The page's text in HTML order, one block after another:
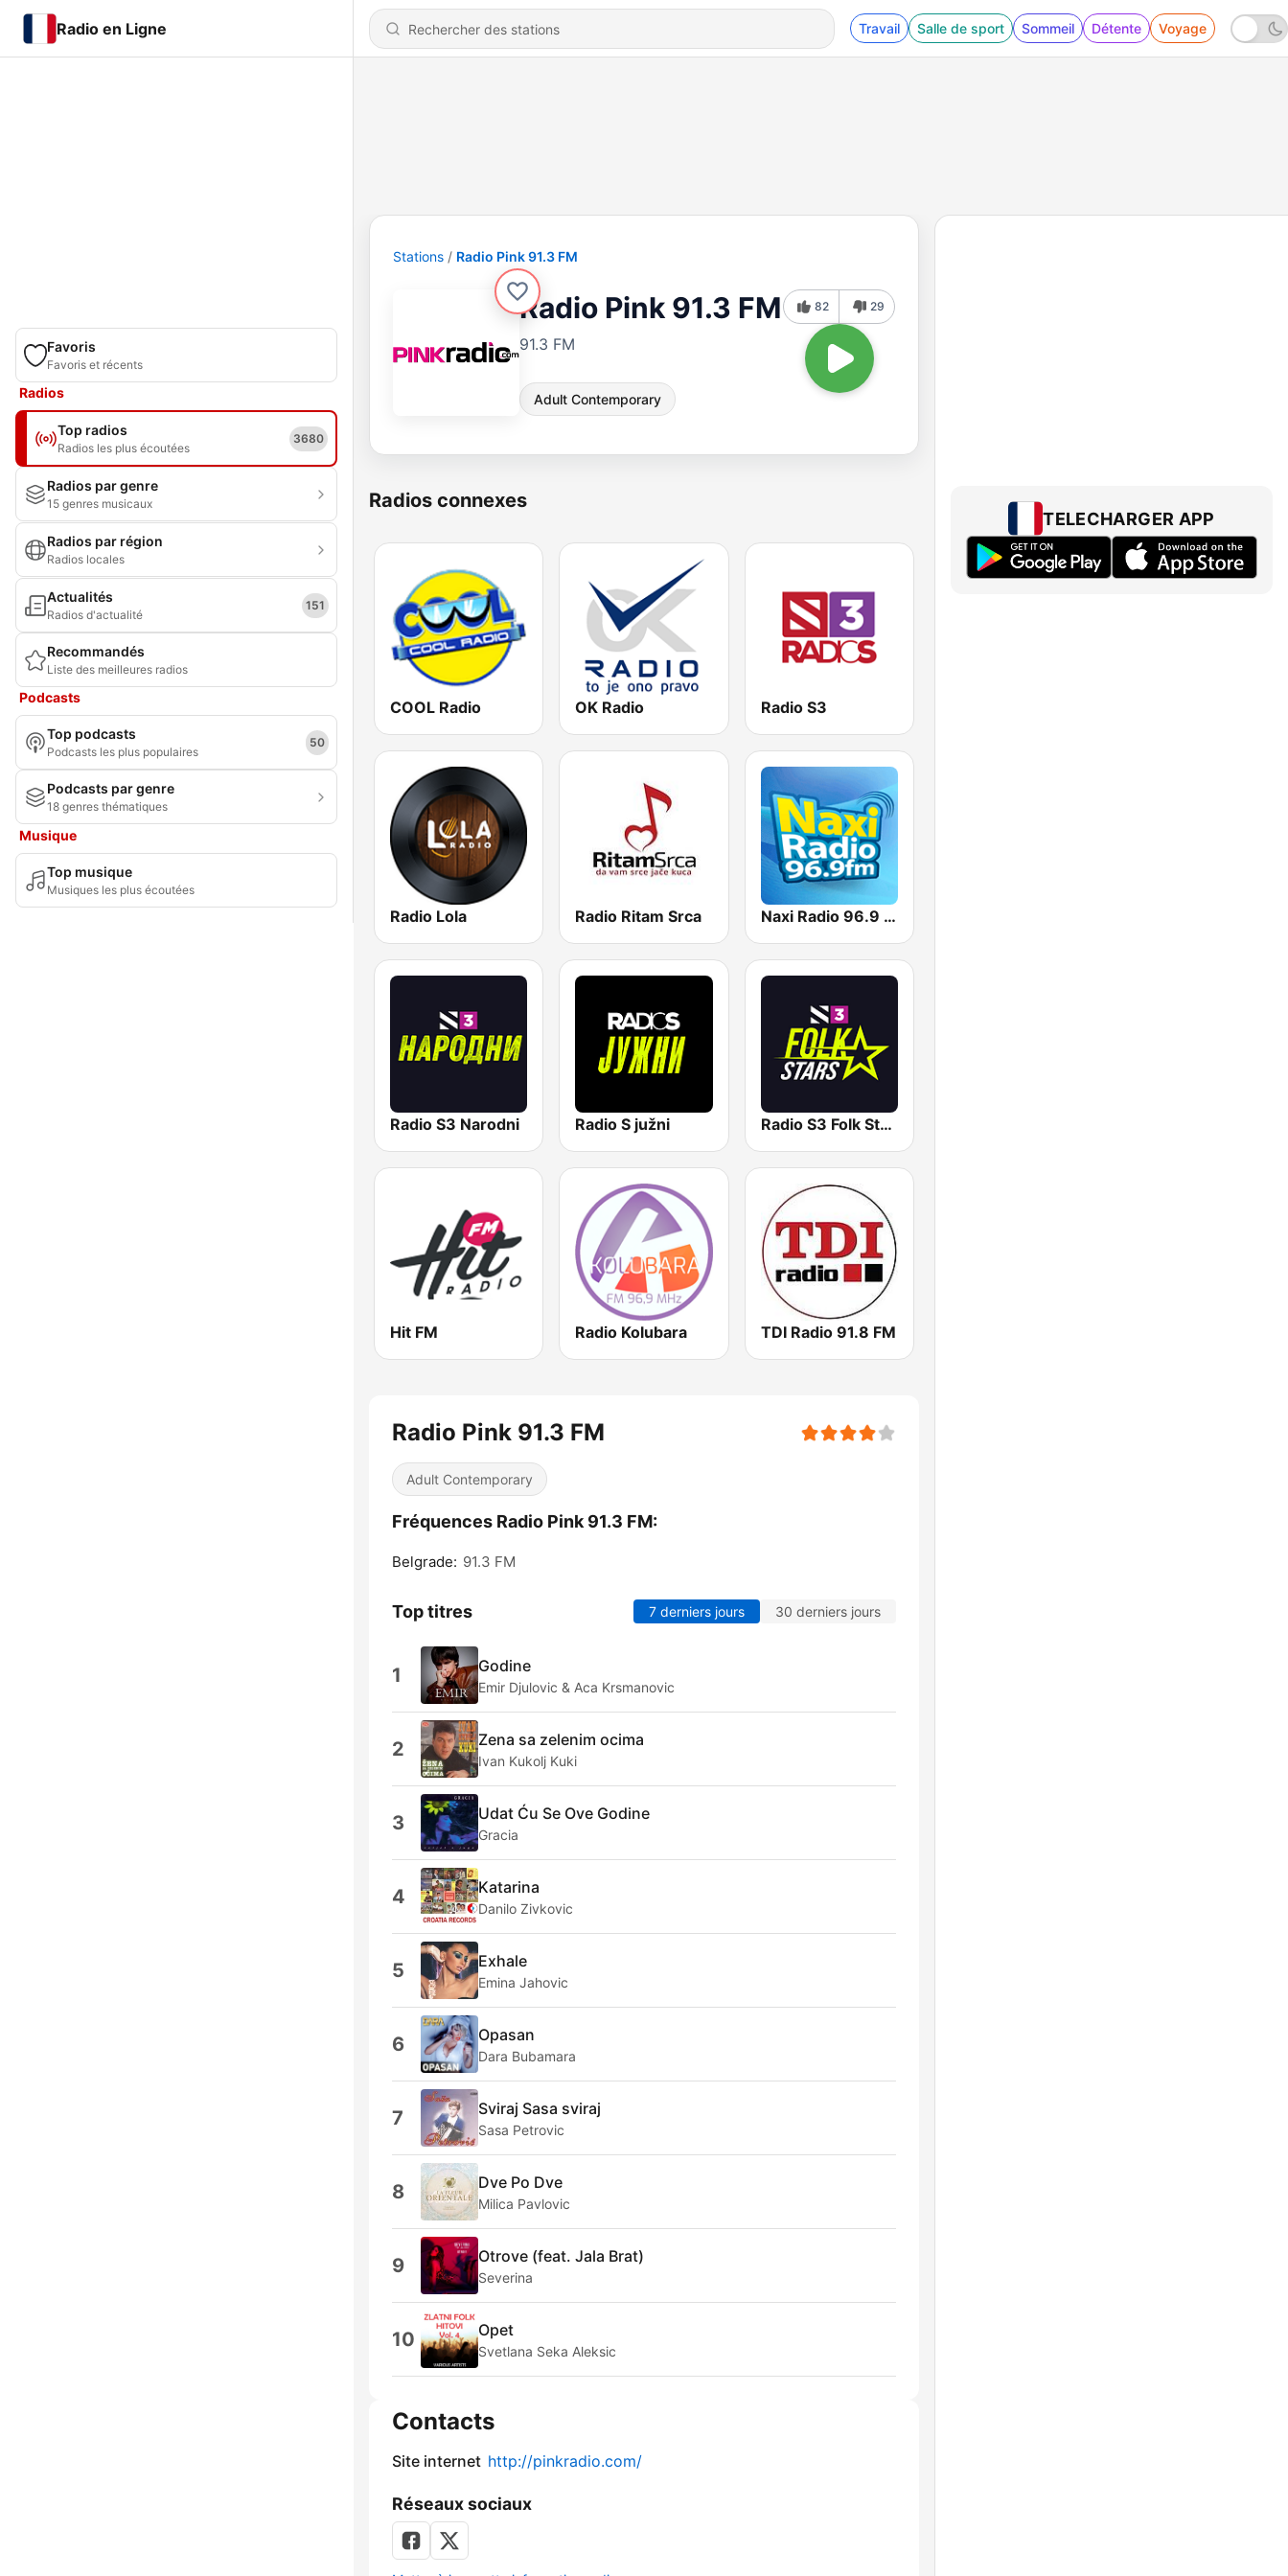
Radio en Ligne Travail Salle de sport Sommeil Détente Voyage
Favoris
Favoris et récents
Radios
Top radios
Radios les plus écoutées
3680
Radios par genre
15 genres musicaux
Radios par région
Radios locales
Actualités
Radios d'actualité
151
Recommandés
Liste des meilleures radios
Podcasts
Top podcasts
Podcasts les plus populaires
50
Podcasts par genre
18 genres thématiques
Musique
Top musique
Musiques les plus écoutées
Stations Radio Pink 91.3 FM
Radio Pink 91.3 FM
91.3 FM
Adult Contemporary
82 29
Radios connexes
COOL Radio OK Radio Radio S3
Radio Lola Radio Ritam Srca Naxi Radio 96.9 FM
Radio S3 Narodni Radio S južni Radio S3 Folk Stars
Hit FM Radio Kolubara TDI Radio 91.8 FM
Radio Pink 91.3 FM
Adult Contemporary
Fréquences Radio Pink 91.3 FM:
Belgrade: 91.3 FM
Top titres 7 derniers jours 30 derniers jours
1 Godine
Emir Djulovic & Aca Krsmanovic
2 Zena sa zelenim ocima
Ivan Kukolj Kuki
3 Udat Ću Se Ove Godine
Gracia
4 Katarina
Danilo Zivkovic
5 Exhale
Emina Jahovic
6 Opasan
Dara Bubamara
7 Sviraj Sasa sviraj
Sasa Petrovic
8 Dve Po Dve
Milica Pavlovic
9 Otrove (feat. Jala Brat)
Severina
10 Opet
Svetlana Seka Aleksic
Contacts
Site internet http://pinkradio.com/
Réseaux sociaux
TELECHARGER APP